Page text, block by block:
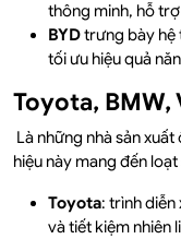
thông minh, hỗ
BYDtrưng bày hệ
tối ưu hiệu quả
Toyota, BMW,
Là những nhà sản
hiệu này mang đến
Toyota: trình diễn
và tiết kiệm nhiên